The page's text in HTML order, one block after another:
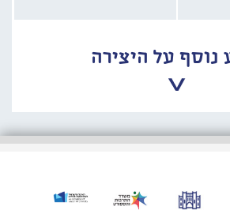
נוסף על היצירה